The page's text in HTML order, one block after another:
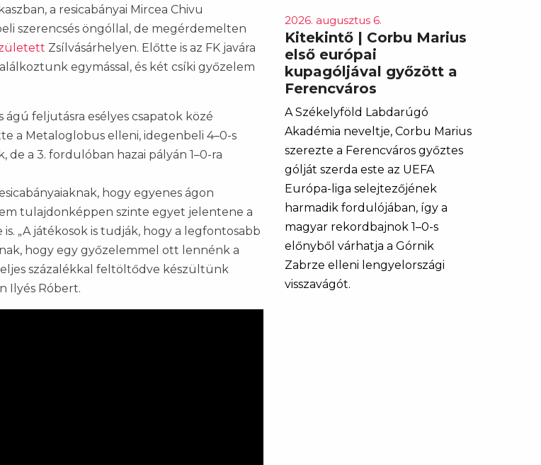
a resicabányai Mircea Chivu
szerencsés öngóllal, de megérdemelten
Zsílvásárhelyen. Előtte is az FK javára
egymással, és két csíki győzelem
ágú feljutásra esélyes csapatok közé
a Metaloglobus elleni, idegenbeli 4–0-s
a 3. fordulóban hazai pályán 1–0-ra
hogy egyenes ágon
tulajdonképpen szinte egyet jelentene a
„A játékosok is tudják, hogy a legfontosabb
hogy egy győzelemmel ott lennénk a
százalékkal feltöltődve készültünk
Ilyés Róbert.
2026. augusztus 6.
Kitekintő | Corbu Marius
első európai
kupagóljával győzött a
Ferencváros
A Székelyföld Labdarúgó
Akadémia neveltje, Corbu Marius
szerezte a Ferencváros győztes
gólját szerda este az UEFA
Európa-liga selejtezőjének
harmadik fordulójában, így a
magyar rekordbajnok 1–0-s
előnyből várhatja a Górnik
Zabrze elleni lengyelországi
visszavágót.